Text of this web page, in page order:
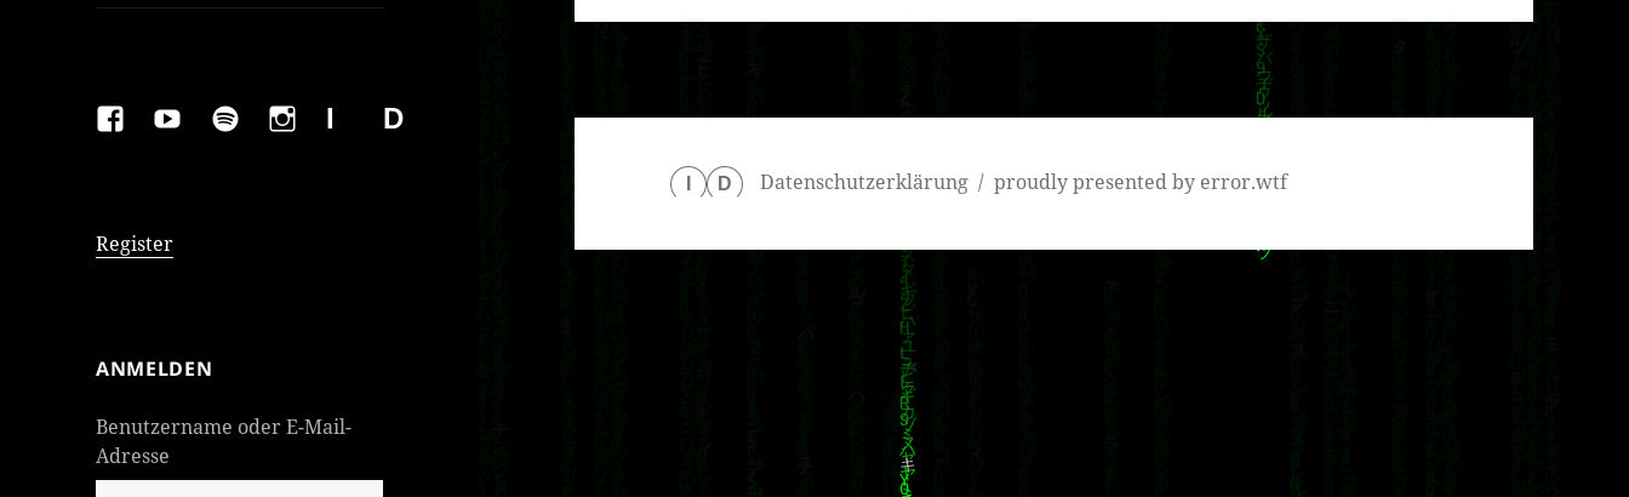
FAKEBOOK
YOUTUBESPOTIFYINSTAGRAM
IMPRESSUMDatenschutzerklärung
Register
ANMELDEN
Benutzername oder E-Mail-
Adresse
D Datenschutzerklärung proudly presented by error.wtf